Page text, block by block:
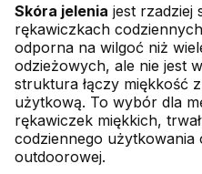
Skóra jelenia jest rzadziej
rękawiczkach
odporna na wilgoć niż
odzieżowych, ale nie jest
struktura łączy miękkość
użytkową. To wybór dla
rękawiczek miękkich,
codziennego użytkowania
outdoorowej.